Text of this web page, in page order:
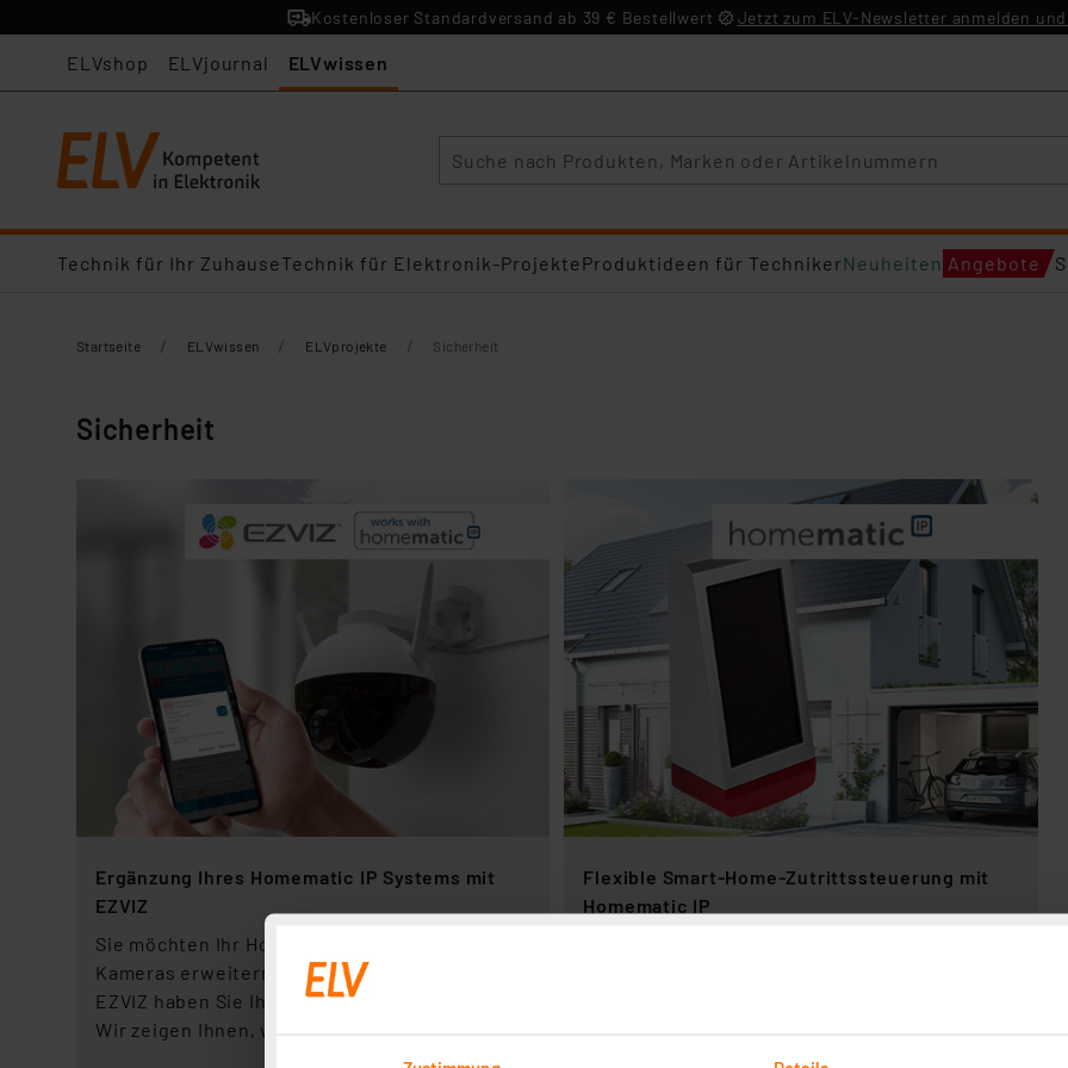
Kostenloser Standardversand ab 39 € Bestellwert Jetzt zum ELV-Newsletter anmelden
ELVshop ELVjournal ELVwissen
Technik für Ihr ZuhauseTechnik für Elektronik-ProjekteProduktideen für TechnikerNeuheiten Angebote
Startseite / ELVwissen / ELVprojekte / Sicherheit
Sicherheit
Ergänzung Ihres Homematic IP Systems mit
EZVIZ
Sie möchten Ihr Homematic IP System mit
Kameras erweitern? Mit den Produkten von
EZVIZ haben Sie Ihr Zuhause jederzeit im Blick.
Wir zeigen Ihnen, wie es geht.
Flexible Smart-Home-Zutrittssteuerung mit
Homematic IP